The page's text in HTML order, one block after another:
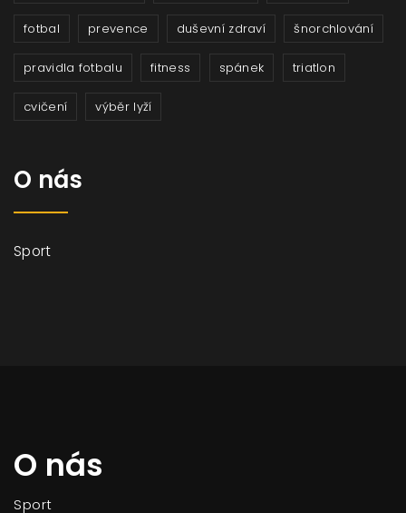
fotbal prevence duševní zdraví šnorchlování
pravidla fotbalu fitness spánek triatlon
cvičení výběr lyží
O nás
Sport
O nás
Sport